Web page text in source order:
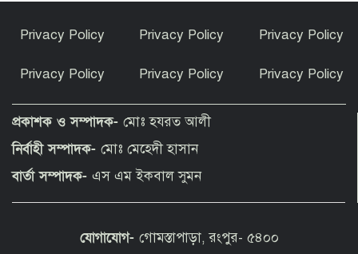
হয়েছিল: শাবনূর
: ইউএনওদের প্রধানমন্ত্রী
কাঁধখোলা গাউনে নজর কাড়লেন নুসরাত
ফারিয়া
বার্সেলোনা ছেড়ে শীর্ষ ক্লাবের সঙ্গে চুক্তির
Privacy Policy Privacy Policy Privacy Policy
Privacy Policy Privacy Policy Privacy Policy
প্রকাশক ও সম্পাদক- মোঃ হযরত আলী
নির্বাহী সম্পাদক- মোঃ মেহেদী হাসান
বার্তা সম্পাদক- এস এম ইকবাল সুমন
যোগাযোগ- গোমস্তাপাড়া, রংপুর- ৫৪০০